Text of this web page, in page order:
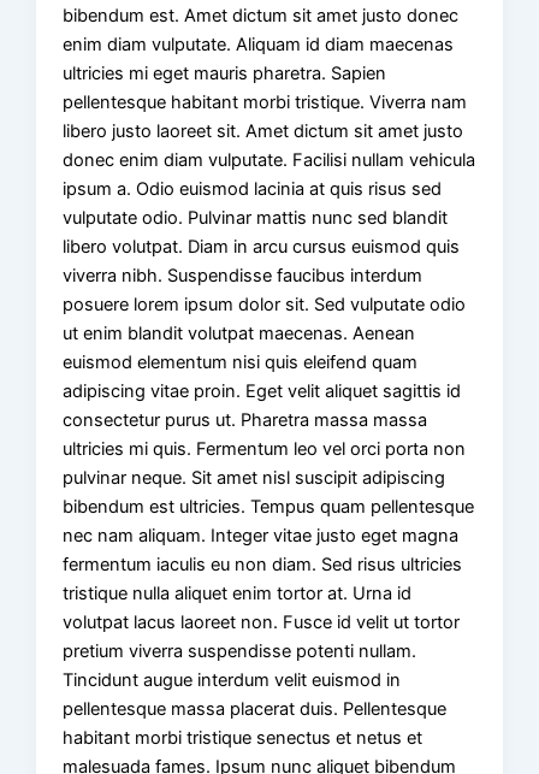
bibendum est. Amet dictum sit amet justo donec
enim diam vulputate. Aliquam id diam maecenas
ultricies mi eget mauris pharetra. Sapien
pellentesque habitant morbi tristique. Viverra nam
libero justo laoreet sit. Amet dictum sit amet justo
donec enim diam vulputate. Facilisi nullam vehicula
ipsum a. Odio euismod lacinia at quis risus sed
vulputate odio. Pulvinar mattis nunc sed blandit
libero volutpat. Diam in arcu cursus euismod quis
viverra nibh. Suspendisse faucibus interdum
posuere lorem ipsum dolor sit. Sed vulputate odio
ut enim blandit volutpat maecenas. Aenean
euismod elementum nisi quis eleifend quam
adipiscing vitae proin. Eget velit aliquet sagittis id
consectetur purus ut. Pharetra massa massa
ultricies mi quis. Fermentum leo vel orci porta non
pulvinar neque. Sit amet nisl suscipit adipiscing
bibendum est ultricies. Tempus quam pellentesque
nec nam aliquam. Integer vitae justo eget magna
fermentum iaculis eu non diam. Sed risus ultricies
tristique nulla aliquet enim tortor at. Urna id
volutpat lacus laoreet non. Fusce id velit ut tortor
pretium viverra suspendisse potenti nullam.
Tincidunt augue interdum velit euismod in
pellentesque massa placerat duis. Pellentesque
habitant morbi tristique senectus et netus et
malesuada fames. Ipsum nunc aliquet bibendum